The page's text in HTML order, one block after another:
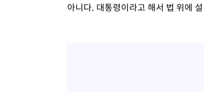
아니다. 대통령이라고 해서 법 위에